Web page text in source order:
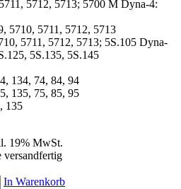
5712, 5713; 5700 M Dyna-4:
5710, 5711, 5712, 5713
5711, 5712, 5713; 5S.105 Dyna-
5S.135, 5S.145
134, 74, 84, 94
135, 75, 85, 95
135
19% MwSt.
versandfertig
In Warenkorb